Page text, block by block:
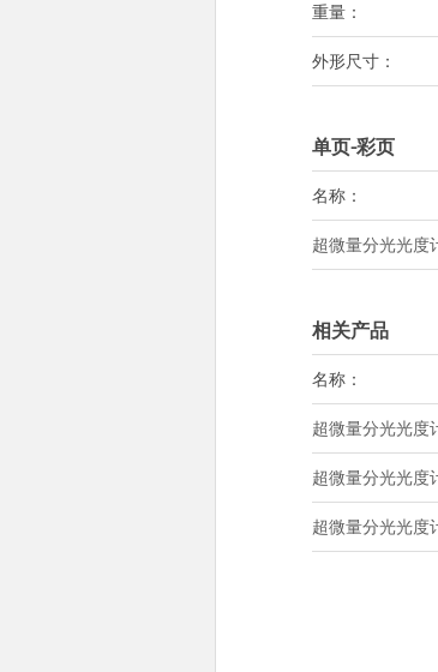
重量：
外形尺寸：
单页-彩页
名称：
超微量分光光度
相关产品
名称：
超微量分光光度
超微量分光光度
超微量分光光度